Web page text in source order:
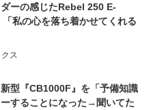
ーの感じたRebel 250 E-
私の心を落ち着かせてくれる
クス
新型『CB1000F』を「予備知識
することになった→聞いてた